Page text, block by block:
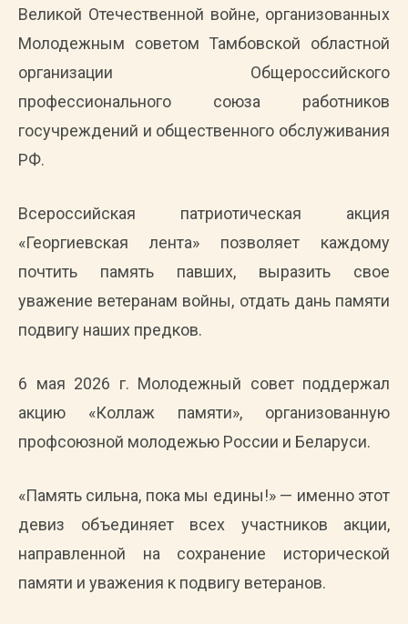
Великой Отечественной войне, организованных
Молодежным советом Тамбовской областной
организации Общероссийского
профессионального союза работников
госучреждений и общественного обслуживания
РФ.
Всероссийская патриотическая акция
«Георгиевская лента» позволяет каждому
почтить память павших, выразить свое
уважение ветеранам войны, отдать дань памяти
подвигу наших предков.
6 мая 2026 г. Молодежный совет поддержал
акцию «Коллаж памяти», организованную
профсоюзной молодежью России и Беларуси.
«Память сильна, пока мы едины!» — именно этот
девиз объединяет всех участников акции,
направленной на сохранение исторической
памяти и уважения к подвигу ветеранов.